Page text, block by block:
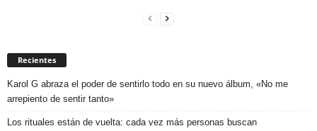
Recientes
Karol G abraza el poder de sentirlo todo en su nuevo álbum, «No me
arrepiento de sentir tanto»
Los rituales están de vuelta: cada vez más personas buscan